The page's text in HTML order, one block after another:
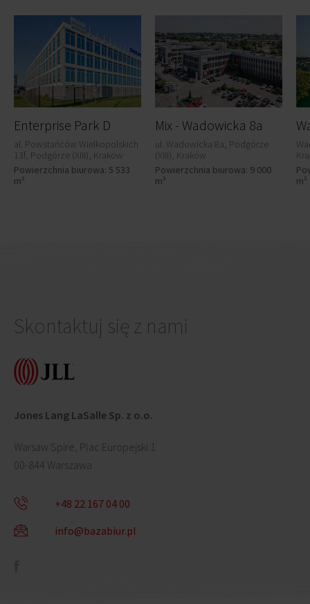
Enterprise Park D
al. Powstańców Wielkopolskich
13f, Podgórze (XIII), Kraków
Powierzchnia biurowa: 5 533
m²
Mix - Wadowicka 8a
ul. Wadowicka 8a, Podgórze
(XIII), Kraków
Powierzchnia biurowa: 9 000
m²
m²
Skontaktuj się z nami
Jones Lang LaSalle Sp. z o.o.
Warsaw Spire, Plac Europejski 1
00-844 Warszawa
+48 22 167 04 00
info@bazabiur.pl